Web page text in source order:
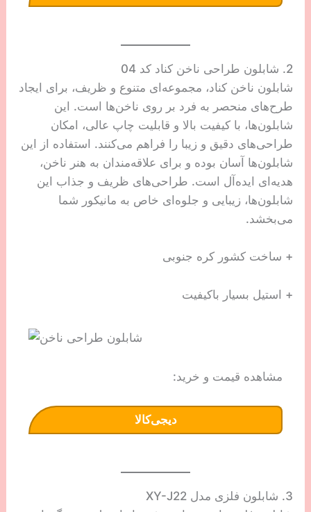
2. شابلون طراحی ناخن کناد کد 04
شابلون ناخن کناد، مجموعه‌ای متنوع و ظریف، برای ایجاد
طرح‌های منحصر به فرد بر روی ناخن‌ها است. این
شابلون‌ها، با کیفیت بالا و قابلیت چاپ عالی، امکان
طراحی‌های دقیق و زیبا را فراهم می‌کنند. استفاده از این
شابلون‌ها آسان بوده و برای علاقه‌مندان به هنر ناخن،
هدیه‌ای ایده‌آل است. طراحی‌های ظریف و جذاب این
شابلون‌ها، زیبایی و جلوه‌ای خاص به مانیکور شما
می‌بخشد.
+ ساخت کشور کره جنوبی
+ استیل بسیار باکیفیت
مشاهده قیمت و خرید:
دیجی‌کالا
3. شابلون فلزی مدل XY-J22